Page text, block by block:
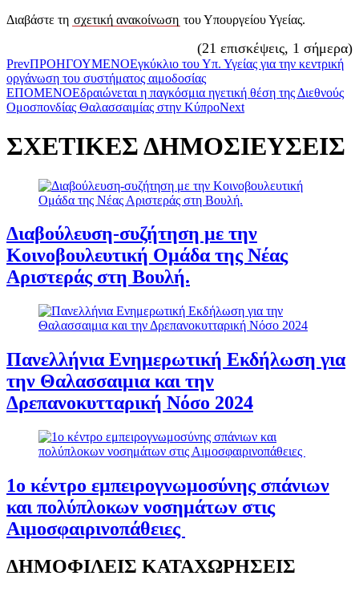
Διαβάστε τη σχετική ανακοίνωση του Υπουργείου Υγείας.
(21 επισκέψεις, 1 σήμερα)
PrevΠΡΟΗΓΟΥΜΕΝΟΕγκύκλιο του Υπ. Υγείας για την κεντρική
οργάνωση του συστήματος αιμοδοσίας
ΕΠΟΜΕΝΟΕδραιώνεται η παγκόσμια ηγετική θέση της Διεθνούς
Ομοσπονδίας Θαλασσαιμίας στην ΚύπροNext
ΣΧΕΤΙΚΕΣ ΔΗΜΟΣΙΕΥΣΕΙΣ
Διαβούλευση-συζήτηση με την
Κοινοβουλευτική Ομάδα της Νέας
Αριστεράς στη Βουλή.
Πανελλήνια Ενημερωτική Εκδήλωση για
την Θαλασσαιμια και την
Δρεπανοκυτταρική Νόσο 2024
1ο κέντρο εμπειρογνωμοσύνης σπάνιων
και πολύπλοκων νοσημάτων στις
Αιμοσφαιρινοπάθειες
ΔΗΜΟΦΙΛΕΙΣ ΚΑΤΑΧΩΡΗΣΕΙΣ